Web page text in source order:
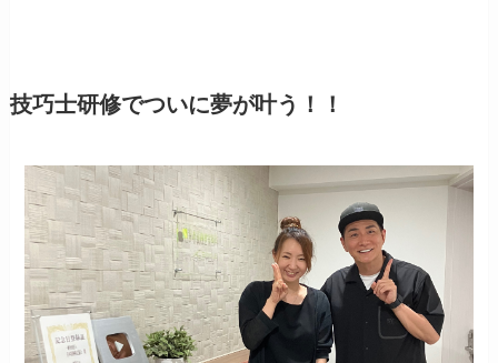
技巧士研修でついに夢が叶う！！